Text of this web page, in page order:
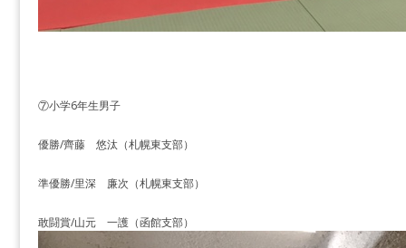
⑦小学6年生男子
優勝/齊藤 悠汰（札幌東支部）
準優勝/里深 廉次（札幌東支部）
敢闘賞/山元 一護（函館支部）